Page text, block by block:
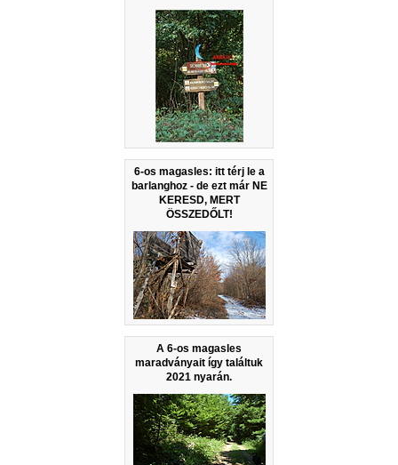
6-os magasles: itt térj le a
barlanghoz - de ezt már NE
KERESD, MERT
ÖSSZEDŐLT!
A 6-os magasles
maradványait így találtuk
2021 nyarán.